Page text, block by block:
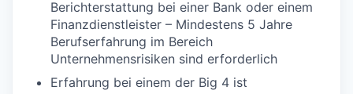
Berichterstattung bei einer Bank oder einem
Finanzdienstleister – Mindestens 5 Jahre
Berufserfahrung im Bereich
Unternehmensrisiken sind erforderlich
Erfahrung bei einem der Big 4 ist